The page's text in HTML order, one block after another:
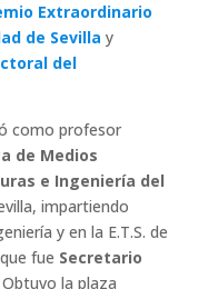
Extraordinario
de Sevilla y
del
como profesor
de Medios
e Ingeniería del
impartiendo
y en la E.T.S. de
fue Secretario
la plaza